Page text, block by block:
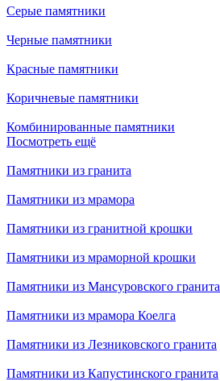
Серые памятники
Черные памятники
Красные памятники
Коричневые памятники
Комбинированные памятники
Посмотреть ещё
Памятники из гранита
Памятники из мрамора
Памятники из гранитной крошки
Памятники из мраморной крошки
Памятники из Мансуровского гранита
Памятники из мрамора Коелга
Памятники из Лезниковского гранита
Памятники из Капустинского гранита